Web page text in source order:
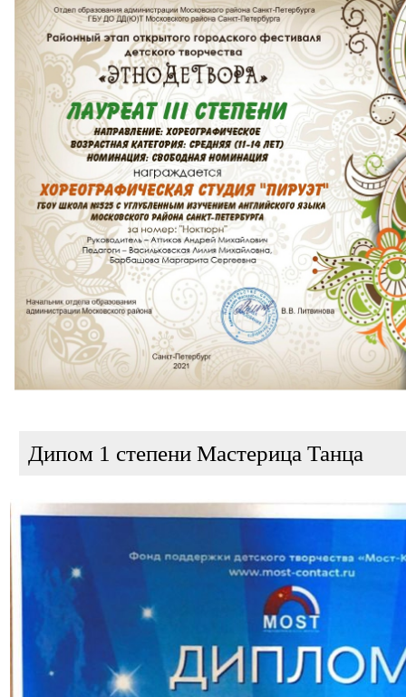
Дипом 1 степени Мастерица Танца